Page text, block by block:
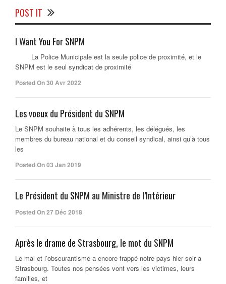
POST IT
I Want You For SNPM
La Police Municipale est la seule police de proximité, et le
SNPM est le seul syndicat de proximité
Posted On 30 Avr 2022
Les voeux du Président du SNPM
Le SNPM souhaite à tous les adhérents, les délégués, les
membres du bureau national et du conseil syndical, ainsi qu’à tous
les
Posted On 03 Jan 2019
Le Président du SNPM au Ministre de l’Intérieur
Posted On 27 Déc 2018
Après le drame de Strasbourg, le mot du SNPM
Le mal et l’obscurantisme a encore frappé notre pays hier soir a
Strasbourg. Toutes nos pensées vont vers les victimes, leurs
familles, et